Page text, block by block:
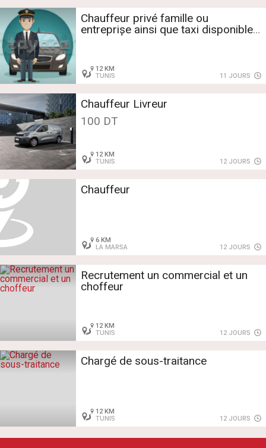
Chauffeur privé famille ou
entreprise ainsi que taxi disponible
12 KM
TUNIS
11 JOURS
Chauffeur Livreur
100 DT
12 KM
TUNIS
12 JOURS
Chauffeur
6 KM
LA MARSA
12 JOURS
Recrutement un commercial et un
choffeur
12 KM
TUNIS
12 JOURS
Chargé de sous-traitance
12 KM
TUNIS
12 JOURS